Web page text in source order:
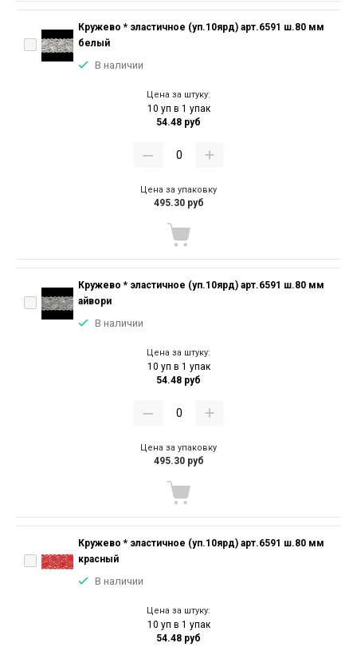
Кружево * эластичное (уп.10ярд) арт.6591 ш.80 мм
белый
В наличии
Цена за штуку:
10 уп в 1 упак
54.48 руб
Цена за упаковку
495.30 руб
Кружево * эластичное (уп.10ярд) арт.6591 ш.80 мм
айвори
В наличии
Цена за штуку:
10 уп в 1 упак
54.48 руб
Цена за упаковку
495.30 руб
Кружево * эластичное (уп.10ярд) арт.6591 ш.80 мм
красный
В наличии
Цена за штуку:
10 уп в 1 упак
54.48 руб